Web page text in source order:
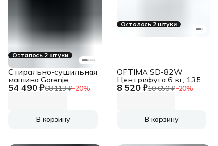
Осталось 2 штуки
54 490 ₽68 113 ₽−20%
Стирально-сушильная
машина Gorenje
WD2PA1X64ADAAW/C
класс: А++В корзину
Осталось 2 штуки
8 520 ₽10 650 ₽−20%
OPTIMA SD-82W
Центрифуга 6 кг, 1350
об/мин, белая 1000657
В корзину